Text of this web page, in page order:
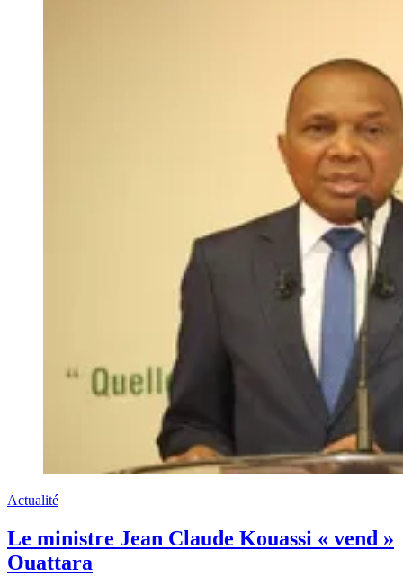
Actualité
Le ministre Jean Claude Kouassi « vend »
Ouattara